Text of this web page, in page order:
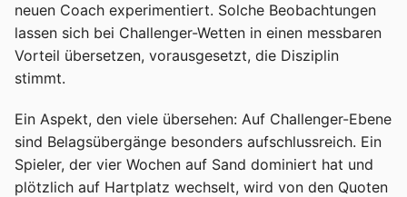
neuen Coach experimentiert. Solche Beobachtungen
lassen sich bei Challenger-Wetten in einen messbaren
Vorteil übersetzen, vorausgesetzt, die Disziplin
stimmt.
Ein Aspekt, den viele übersehen: Auf Challenger-Ebene
sind Belagsübergänge besonders aufschlussreich. Ein
Spieler, der vier Wochen auf Sand dominiert hat und
plötzlich auf Hartplatz wechselt, wird von den Quoten